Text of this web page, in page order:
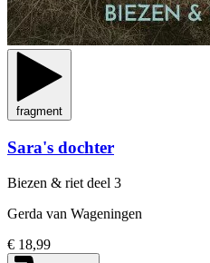
fragment
Sara's dochter
Biezen & riet deel 3
Gerda van Wageningen
€ 18,99